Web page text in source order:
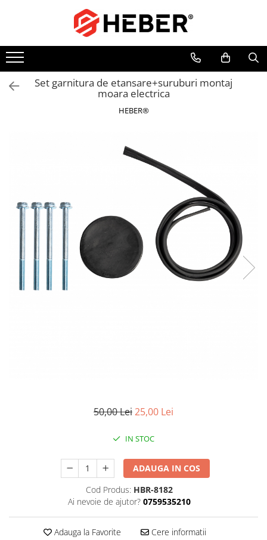
Toate Produsele
Mixere cu bol
Aer conditionat
Hidrofoare
Hidrofor cu pompa submersibila
Pompe de stropit
Pompe de stropit electrice
Pompe de stropit manuale
Atomizoare
Motoare electrice
Motoare termice
Scule si Unelte Electrice
Articole sanitare
Set garnitura de etansare+suruburi montaj
moara electrica
HEBER®
50,00 Lei25,00 Lei
IN STOC
ADAUGA IN COS
Cod Produs: HBR-8182
Ai nevoie de ajutor? 0759535210
Adauga la Favorite Cere informatii